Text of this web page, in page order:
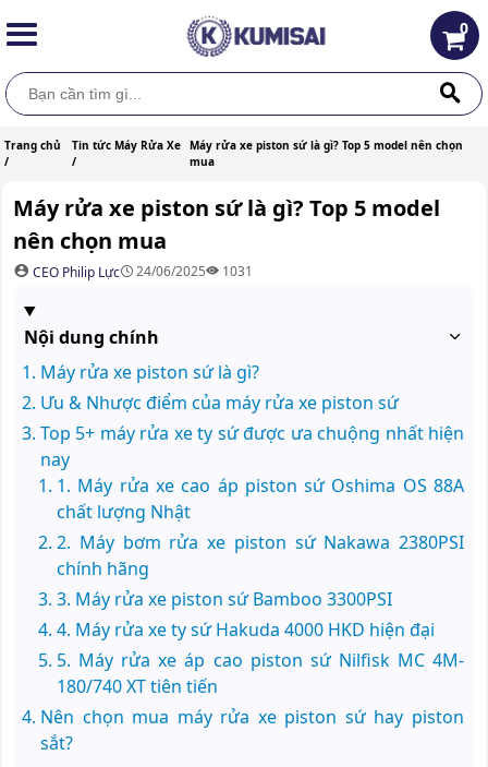
0
Trang chủ
/
Tin tức Máy Rửa Xe
/
Máy rửa xe piston sứ là gì? Top 5 model nên chọn
mua
Máy rửa xe piston sứ là gì? Top 5 model
nên chọn mua
CEO Philip Lực 24/06/2025 1031
Nội dung chính
Máy rửa xe piston sứ là gì?
Ưu & Nhược điểm của máy rửa xe piston sứ
Top 5+ máy rửa xe ty sứ được ưa chuộng nhất hiện
nay
1. Máy rửa xe cao áp piston sứ Oshima OS 88A
chất lượng Nhật
2. Máy bơm rửa xe piston sứ Nakawa 2380PSI
chính hãng
3. Máy rửa xe piston sứ Bamboo 3300PSI
4. Máy rửa xe ty sứ Hakuda 4000 HKD hiện đại
5. Máy rửa xe áp cao piston sứ Nilfisk MC 4M-
180/740 XT tiên tiến
Nên chọn mua máy rửa xe piston sứ hay piston
sắt?